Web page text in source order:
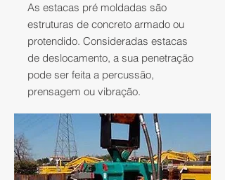
As estacas pré moldadas são
estruturas de concreto armado ou
protendido. Consideradas estacas
de deslocamento, a sua penetração
pode ser feita a percussão,
prensagem ou vibração.